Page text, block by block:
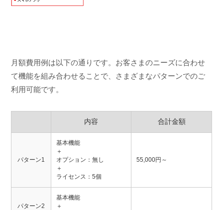
月額費用例は以下の通りです。お客さまのニーズに合わせ
て機能を組み合わせることで、さまざまなパターンでのご
利用可能です。
内容 合計金額
パターン1
基本機能
＋
オプション：無し
＋
ライセンス：5個
55,000円～
パターン2
基本機能
＋